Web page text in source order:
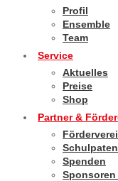
Profil
Ensemble
Team
Service
Aktuelles
Preise
Shop
Partner &
Spenden